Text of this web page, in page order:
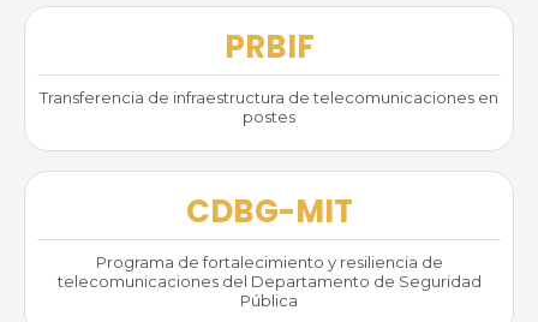
PRBIF
Transferencia de infraestructura de telecomunicaciones en
postes
CDBG-MIT
Programa de fortalecimiento y resiliencia de
telecomunicaciones del Departamento de Seguridad
Pública